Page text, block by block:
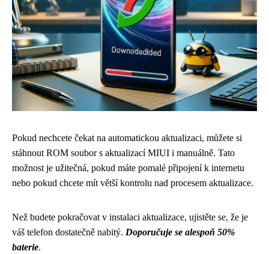
Pokud nechcete čekat na automatickou aktualizaci, můžete si
stáhnout ROM soubor s aktualizací MIUI i manuálně. Tato
možnost je užitečná, pokud máte pomalé připojení k internetu
nebo pokud chcete mít větší kontrolu nad procesem aktualizace.
Než budete pokračovat v instalaci aktualizace, ujistěte se, že je
váš telefon dostatečně nabitý. Doporučuje se alespoň 50%
baterie.